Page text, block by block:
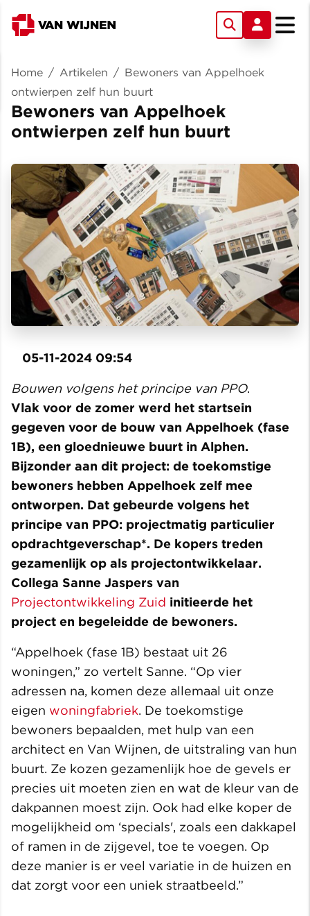
Home / Artikelen / Bewoners van Appelhoek
ontwierpen zelf hun buurt
Bewoners van Appelhoek
ontwierpen zelf hun buurt
05-11-2024 09:54
Bouwen volgens het principe van PPO.
Vlak voor de zomer werd het startsein
gegeven voor de bouw van Appelhoek (fase
1B), een gloednieuwe buurt in Alphen.
Bijzonder aan dit project: de toekomstige
bewoners hebben Appelhoek zelf mee
ontworpen. Dat gebeurde volgens het
principe van PPO: projectmatig particulier
opdrachtgeverschap*. De kopers treden
gezamenlijk op als projectontwikkelaar.
Collega Sanne Jaspers van
Projectontwikkeling Zuid initieerde het
project en begeleidde de bewoners.
“Appelhoek (fase 1B) bestaat uit 26
woningen,” zo vertelt Sanne. “Op vier
adressen na, komen deze allemaal uit onze
eigen woningfabriek. De toekomstige
bewoners bepaalden, met hulp van een
architect en Van Wijnen, de uitstraling van hun
buurt. Ze kozen gezamenlijk hoe de gevels er
precies uit moeten zien en wat de kleur van de
dakpannen moest zijn. Ook had elke koper de
mogelijkheid om ‘specials', zoals een dakkapel
of ramen in de zijgevel, toe te voegen. Op
deze manier is er veel variatie in de huizen en
dat zorgt voor een uniek straatbeeld.”